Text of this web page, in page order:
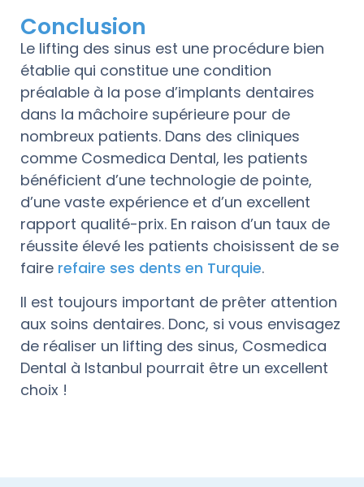
Conclusion
Le lifting des sinus est une procédure bien
établie qui constitue une condition
préalable à la pose d’implants dentaires
dans la mâchoire supérieure pour de
nombreux patients. Dans des cliniques
comme Cosmedica Dental, les patients
bénéficient d’une technologie de pointe,
d’une vaste expérience et d’un excellent
rapport qualité-prix. En raison d’un taux de
réussite élevé les patients choisissent de se
faire refaire ses dents en Turquie.
Il est toujours important de prêter attention
aux soins dentaires. Donc, si vous envisagez
de réaliser un lifting des sinus, Cosmedica
Dental à Istanbul pourrait être un excellent
choix !